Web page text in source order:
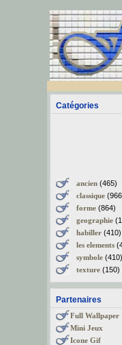
Catégories
ancien(465)
classique
forme(864)
geographie
habiller(410)
les elements
symbole(410)
texture(150)
Partenaires
Full Wallpaper
Mini Jeux
Icone Gif